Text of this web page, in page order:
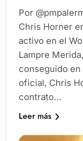
Por
Chris Horner
activo en el
Lampre
conseguido en
oficial, Chris
contrato…
Leer más